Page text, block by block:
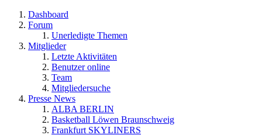
Dashboard
Forum
Unerledigte Themen
Mitglieder
Letzte Aktivitäten
Benutzer online
Team
Mitgliedersuche
Presse News
ALBA BERLIN
Basketball Löwen Braunschweig
Frankfurt SKYLINERS